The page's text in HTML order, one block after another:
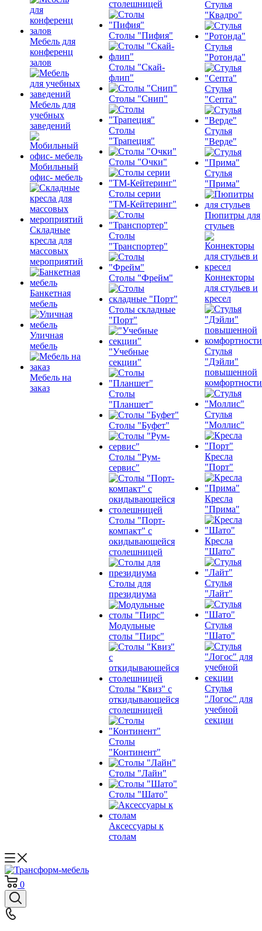
Мебель для
конференц
залов
Мебель для
учебных
заведений
Мобильный
офис- мебель
Складные
кресла для
массовых
мероприятий
Банкетная
мебель
Уличная
мебель
Мебель на
заказ
столешницей
Столы "Пифия"
Столы "Скай-
флип"
Столы "Снип"
Столы
"Трапеция"
Столы "Очки"
Столы серии
"ТМ-Кейтеринг"
Столы
"Транспортер"
Столы "Фрейм"
Столы складные
"Порт"
"Учебные
секции"
Столы
"Планшет"
Столы "Буфет"
Столы "Рум-
сервис"
Столы "Порт-
компакт" с
окидывающейся
столешницей
Столы для
президиума
Модульные
столы "Пирс"
Столы "Квиз" с
откидывающейся
столешницей
Столы
"Континент"
Столы "Лайн"
Столы "Шато"
Аксессуары к
столам
Стулья
"Квадро"
Стулья
"Ротонда"
Стулья
"Септа"
Стулья
"Верде"
Стулья
"Прима"
Пюпитры для
стульев
Коннекторы
для стульев и
кресел
Стулья
"Дэйли"
повышенной
комфортности
Стулья
"Моллис"
Кресла
"Порт"
Кресла
"Прима"
Кресла
"Шато"
Стулья
"Лайт"
Стулья
"Шато"
Стулья
"Логос" для
учебной
секции
0